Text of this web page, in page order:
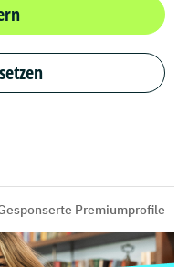
Premiumprofile